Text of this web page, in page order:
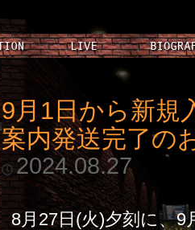
9月1日から新規
案内発送完了の
2024.08.27
8月27日(火)夕刻に、